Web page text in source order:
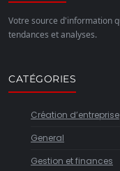
Votre source d'information
tendances et analyses.
CATÉGORIES
Création d’entreprise
General
Gestion et finances